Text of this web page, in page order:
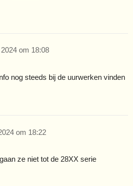
om 18:08
nog steeds bij de uurwerken vinden
om 18:22
ze niet tot de 28XX serie